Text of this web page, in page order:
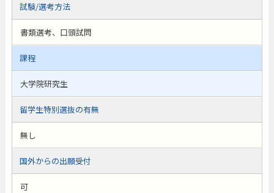
試験/選考方法
書類選考、口頭試問
課程
大学院研究生
留学生特別選抜の有無
無し
国外からの出願受付
可